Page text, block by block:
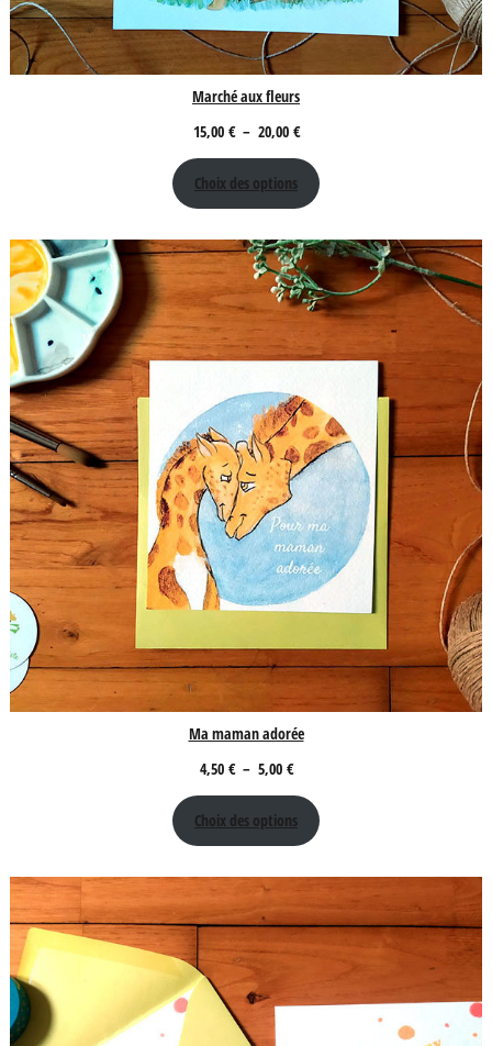
Marché aux fleurs
15,00 € – 20,00 €Plage
de
prix :
15,00 €
à
20,00 €
Choix des options
Ma maman adorée
4,50 € – 5,00 €Plage
de
prix :
4,50 €
à
5,00 €
Choix des options